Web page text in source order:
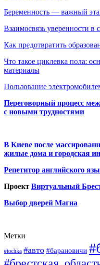
Беременность — важный
Взаимосвязь уверенности
Как предотвратить
Что такое циклевка пола:
материалы
Пользование
Переговорный процесс
с новыми трудностями
В Киеве после
жилые дома и городская
Репетитор английского
Проект Виртуальный
Выбор дверей Магна
Метки
#tochka #авто #барановичи